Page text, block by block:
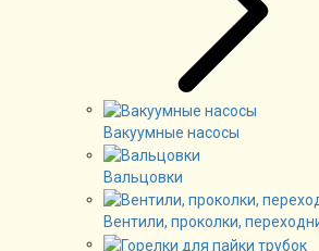
Вакуумные насосы
Вальцовки
Вентили, проколки,